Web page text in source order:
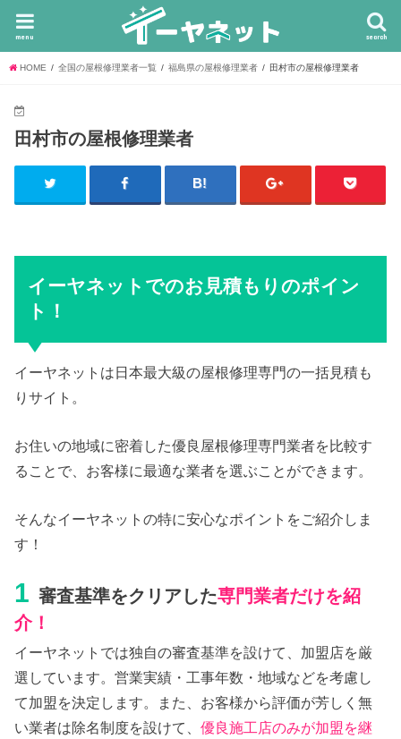
search
menu
HOME 全国の屋根修理業者一覧 福島県の屋根修理業者 田村市の屋根修理業者
田村市の屋根修理業者
イーヤネットでのお見積もりのポイン
ト！
イーヤネットは日本最大級の屋根修理専門の一括見積も
りサイト。
お住いの地域に密着した優良屋根修理専門業者を比較す
ることで、お客様に最適な業者を選ぶことができます。
そんなイーヤネットの特に安心なポイントをご紹介しま
す！
1 審査基準をクリアした専門業者だけを紹
介！
イーヤネットでは独自の審査基準を設けて、加盟店を厳
選しています。営業実績・工事年数・地域などを考慮し
て加盟を決定します。また、お客様から評価が芳しく無
い業者は除名制度を設けて、優良施工店のみが加盟を継